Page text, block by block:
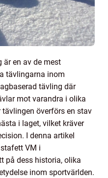
en av de mest
tävlingarna inom
tävling där
mot varandra i olika
tävlingen överförs en stav
i laget, vilket kräver
I denna artikel
VM i
på dess historia, olika
inom sportvärlden.